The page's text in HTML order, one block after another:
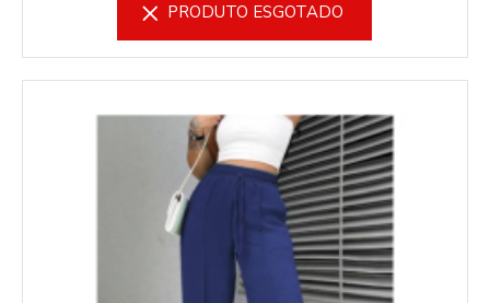
PRODUTO ESGOTADO